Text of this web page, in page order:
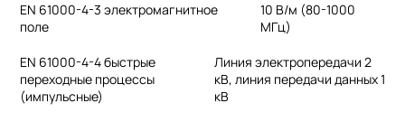
EN 61000-4-3 электромагнитное
поле
10 В/м (80-1000
МГц)
EN 61000-4-4 быстрые
переходные процессы
(импульсные)
Линия электропередачи 2
кВ, линия передачи данных 1
кВ